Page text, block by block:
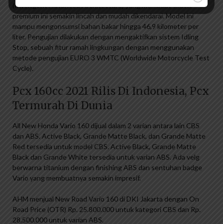
(Intelligent Advanced Architecture) yang membuat skutik
premium ini semakin lincah dan mudah dikendarai. Model ini
mampu mengonsumsi bahan bakar hingga 46,9 kilometer per
liter. Pengujian dilakukan dengan mengaktifkan sistem Idling
Stop, sebuah fitur ramah lingkungan dengan menggunakan
metode pengujian EURO 3 WMTC (Worldwide Motorcycle Test
Cycle).
Pcx 160cc 2021 Rilis Di Indonesia, Pcx
Termurah Di Dunia
All New Honda Vario 160 dijual dalam 2 varian antara lain CBS
dan ABS. Active Black, Grande Matte Black, dan Grande Matte
Red tersedia untuk model CBS. Active Black, Grande Matte
Black dan Grande White tersedia untuk varian ABS. Ada velg
berwarna titanium dengan finishing ABS dan sentuhan badge
Vario yang membuatnya semakin impresif.
AHM menjual New Road Vario 160 di DKI Jakarta dengan On
Road Price (OTR) Rp. 25.800.000 untuk kategori CBS dan Rp.
28.500.000 untuk varian ABS.